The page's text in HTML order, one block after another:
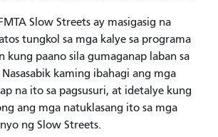
Slow Streets ay masigasig na
tungkol sa mga kalye sa programa
kung paano sila gumaganap laban sa
kaming ibahagi ang mga
na ito sa pagsusuri, at idetalye kung
ang mga natuklasang ito sa mga
ng Slow Streets.